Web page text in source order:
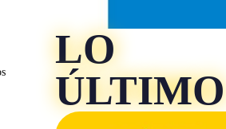
LO
ÚLTIMO